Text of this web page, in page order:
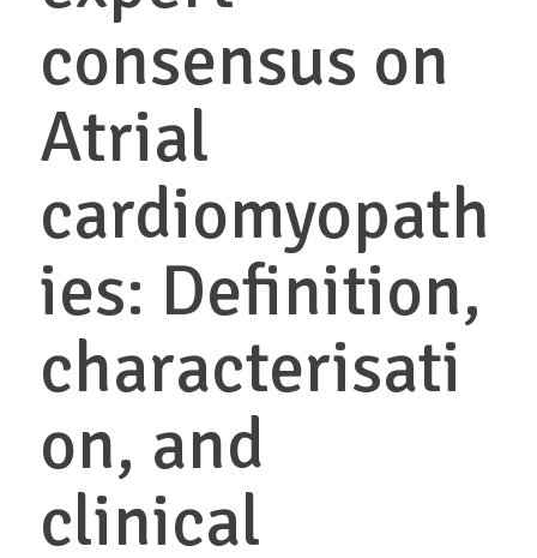
consensus on
Atrial
cardiomyopath
ies: Definition,
characterisati
on, and
clinical